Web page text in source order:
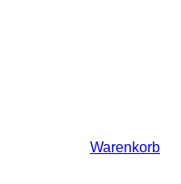
Warenkorb